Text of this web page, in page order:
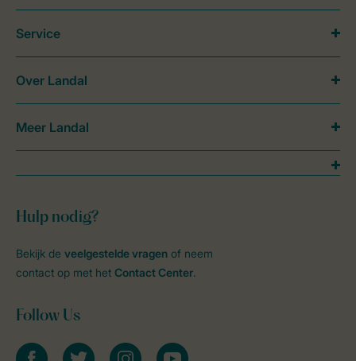
Hulp nodig?
Bekijk de veelgestelde vragen of neem
contact op met het Contact Center.
Follow Us
facebooktwitter instagramyoutube
Service
Over Landal
Meer Landal